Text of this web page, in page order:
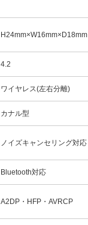
H24mm×W16mm×D18mm
4.2
ワイヤレス(左右分離)
カナル型
ノイズキャンセリング対応
Bluetooth対応
A2DP・HFP・AVRCP